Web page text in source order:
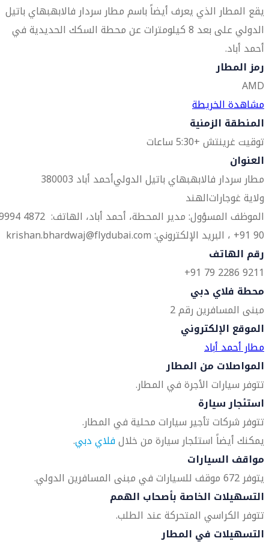
يقع المطار الذي يعرف أيضاً باسم مطار سردار فالابهبهاي باتيل
الدولي على بعد 8 كيلومترات عن محطة السكك الحديدية في
أحمد أباد.
رمز المطار
AMD
مشاهدة الخريطة
المنطقة الزمنية
توقيت غرينتش +5:30 ساعات
العنوان
مطار سردار فالابهبهاي باتيل الدوليأحمد أباد 380003
ولاية غوجاراتالهند
الموظف المسؤول: مدير المحطة، أحمد أباد،
90 91+ ، البريد الإلكتروني: krishan.bhardwaj@flydubai.com
رقم الهاتف
9211 2286 79 91+
محطة فلاي دبي
مبنى المسافرين رقم 2
الموقع الإلكتروني
مطار أحمد أباد
المواصلات من المطار
تتوفر سيارات الأجرة في المطار.
استئجار سيارة
تتوفر شركات تأجير سيارات محلية في المطار.
يمكنك أيضاً استئجار سيارة من خلالفلاي دبي.
مواقف السيارات
يتوفر 672 موقف للسيارات في مبنى المسافرين الدولي.
التسهيلات الخاصة بأصحاب الهمم
تتوفر الكراسي المتحركة عند الطلب.
التسهيلات في المطار